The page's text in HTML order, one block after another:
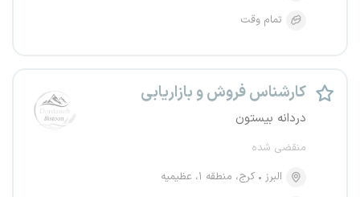
تمام وقت
کارشناس فروش و بازاریابی
دردانه بیستون
منقضی شده
البرز
کرج، منطقه ۱، عظیمیه